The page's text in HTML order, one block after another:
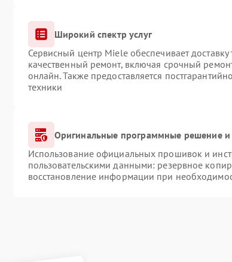
Широкий спектр услуг
Сервисный центр Miele обеспечивает
качественный ремонт, включая срочный
онлайн. Также предоставляется
техники
Оригинальные программные решение
Использование официальных прошивок и
пользовательскими данными: резервное
восстановление информации при